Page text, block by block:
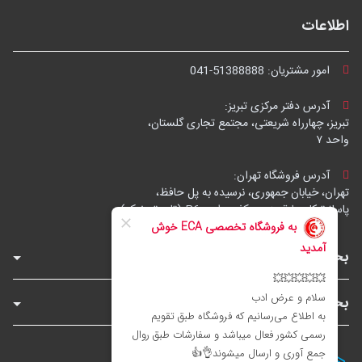
اطلاعات
امور مشتریان: 041-51388888
آدرس دفتر مرکزی تبریز:
تبریز، چهارراه شریعتی، مجتمع تجاری گلستان،
واحد ۷
آدرس فروشگاه تهران:
تهران، خیابان جمهوری، نرسیده به پل حافظ،
پاساژ توکل، طبقه زیرهمکف، واحد B6 (تاپ ترونیک)
بخش‌های فروشگاه
بخش‌های سایت